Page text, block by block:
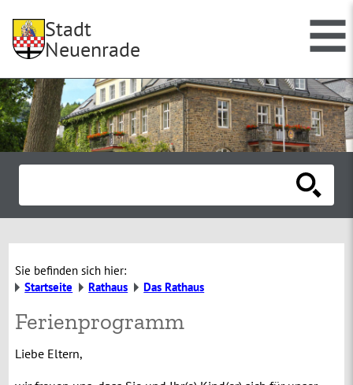
Stadt
Neuenrade
Sie befinden sich hier:
Startseite
Rathaus Das Rathaus
Ferienprogramm
Liebe Eltern,